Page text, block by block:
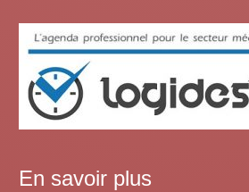
En savoir plus